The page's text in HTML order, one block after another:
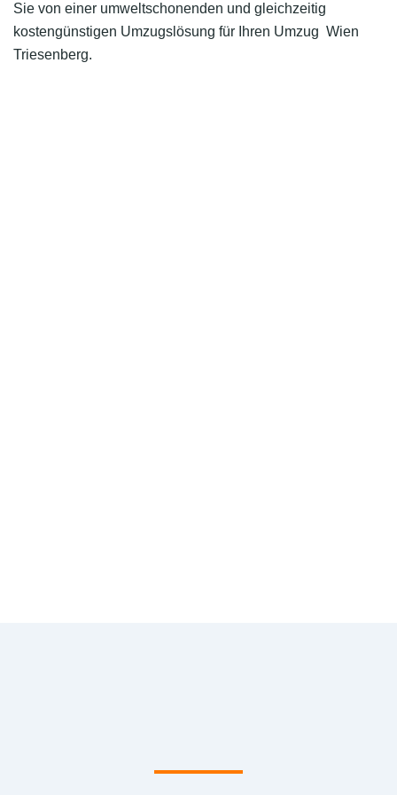
Sie von einer umweltschonenden und gleichzeitig
kostengünstigen Umzugslösung für Ihren Umzug Wien
Triesenberg.